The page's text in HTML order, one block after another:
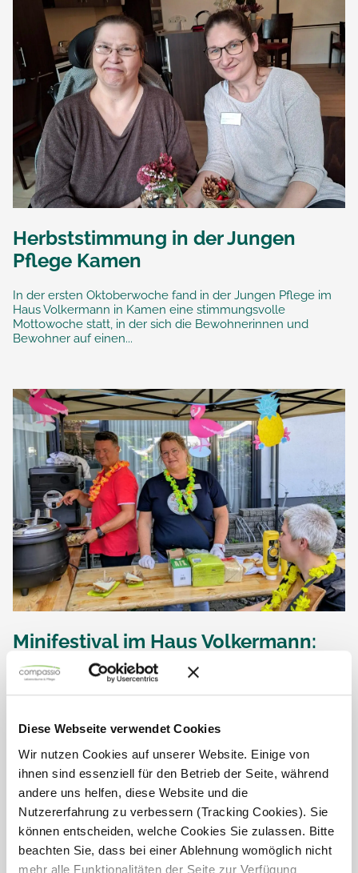
Diese Webseite verwendet Cookies
Wir nutzen Cookies auf unserer Website. Einige von
ihnen sind essenziell für den Betrieb der Seite, während
andere uns helfen, diese Website und die
Nutzererfahrung zu verbessern (Tracking Cookies). Sie
können entscheiden, welche Cookies Sie zulassen. Bitte
beachten Sie, dass bei einer Ablehnung womöglich nicht
mehr alle Funktionalitäten der Seite zur Verfügung
Herbststimmung in der Jungen
Pflege Kamen
In der ersten Oktoberwoche fand in der Jungen Pflege im
Haus Volkermann in Kamen eine stimmungsvolle
Mottowoche statt, in der sich die Bewohnerinnen und
Bewohner auf einen...
Minifestival im Haus Volkermann:
Urlaubsstimmung für Jung und Alt
Unter dem Motto „Urlaubswoche“ fand im Haus Volkermann
Junge Pflege ebenso wie für die Seniorenpflege. Bei